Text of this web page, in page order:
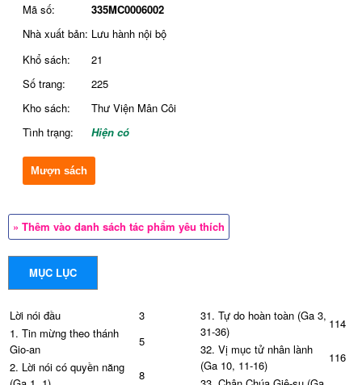
Mã số:
335MC0006002
Nhà xuất bản: Lưu hành nội bộ
Khổ sách:
21
Số trang:
225
Kho sách:
Thư Viện Mân Côi
Tình trạng:
Hiện có
Mượn sách
» Thêm vào danh sách tác phẩm yêu thích
MỤC LỤC
Lời nói đầu
3
1. Tin mừng theo thánh
Gio-an
5
2. Lời nói có quyền năng
8
31. Tự do hoàn toàn (Ga 3,
31-36)
114
32. Vị mục tử nhân lành
(Ga 10, 11-16)
116